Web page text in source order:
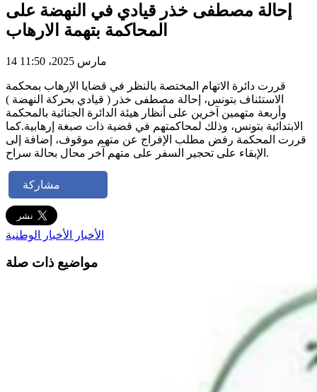
إحالة مصطفى خذر قيادي في النهضة على
المحاكمة بتهمة الارهاب
14 مارس 2025، 11:50
قررت دائرة الاتهام المختصة بالنظر في قضايا الإرهاب بمحكمة
الاستئناف بتونس، إحالة مصطفى خذر ( قيادي بحركة النهضة )
وأربعة متهمين آخرين على أنظار هيئة الدائرة الجنائية بالمحكمة
الابتدائية بتونس، وذلك لمحاكمتهم في قضية ذات صبغة إرهابية.كما
قررت المحكمة رفض مطلب الإفراج عن متهم موقوف، إضافة إلى
الإبقاء على تحجير السفر على متهم آخر محال بحالة سراح.
مشاركة
الأخبار الأخبار الوطنية
مواضيع ذات صلة